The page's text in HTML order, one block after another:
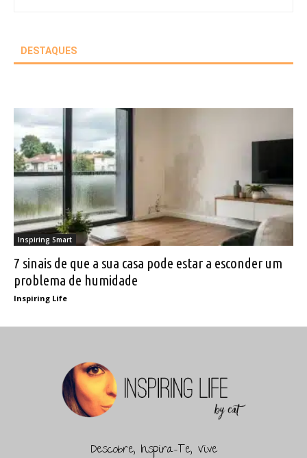
DESTAQUES
Inspiring Smart
7 sinais de que a sua casa pode estar a esconder um
problema de humidade
Inspiring Life
Descobre, Inspira-Te, Vive